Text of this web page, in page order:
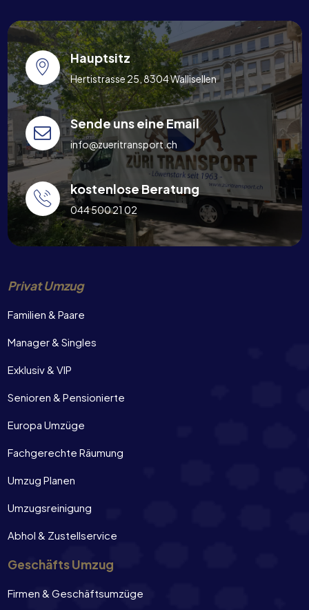
Hauptsitz
Hertistrasse 25, 8304 Wallisellen
Sende uns eine Email
info@zueritransport.ch
kostenlose Beratung
044 500 21 02
Privat Umzug
Familien & Paare
Manager & Singles
Exklusiv & VIP
Senioren & Pensionierte
Europa Umzüge
Fachgerechte Räumung
Umzug Planen
Umzugsreinigung
Abhol & Zustellservice
Geschäfts Umzug
Firmen & Geschäftsumzüge